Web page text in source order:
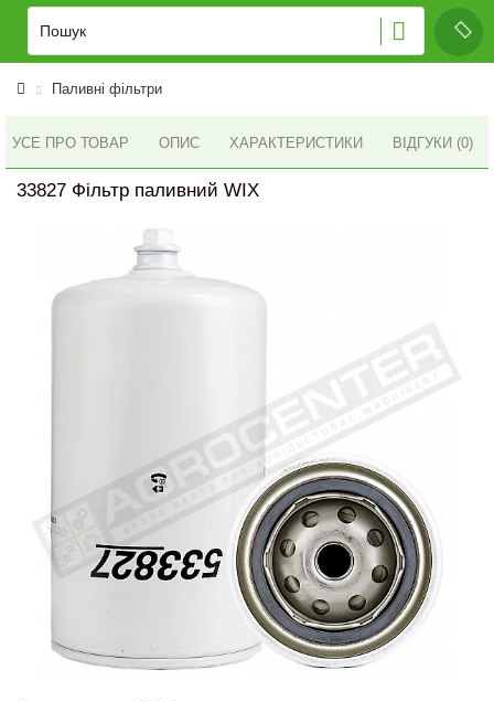
Паливні фільтри
УСЕ ПРО ТОВАР ОПИС ХАРАКТЕРИСТИКИ ВІДГУКИ (0)
33827 Фільтр паливний WIX